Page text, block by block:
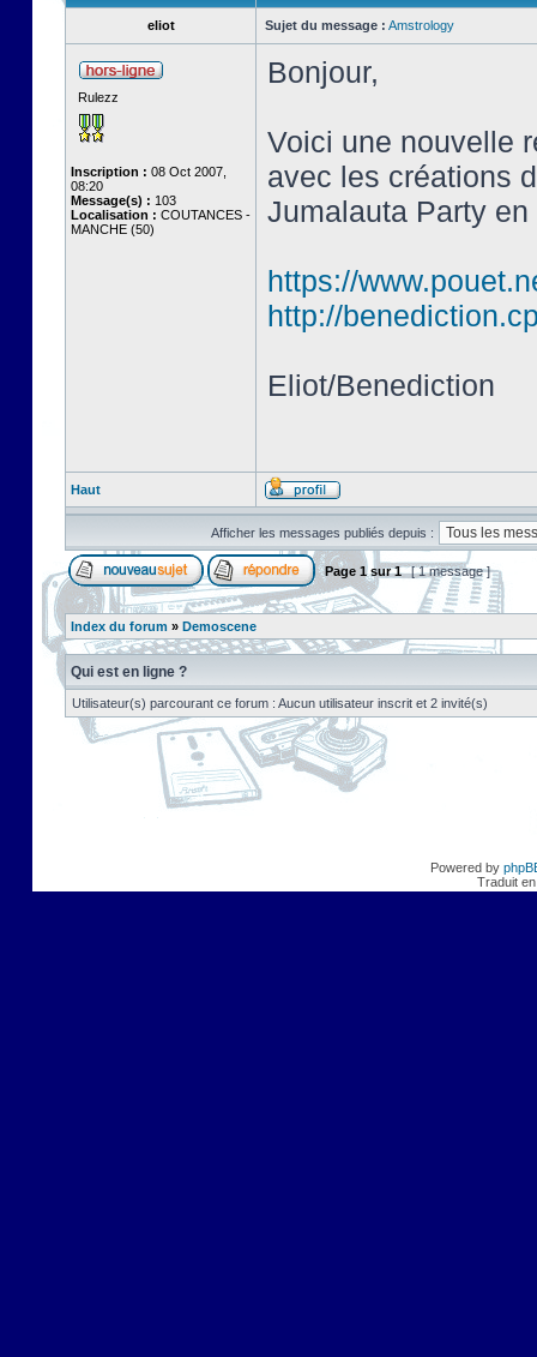
eliot Sujet du message : Amstrology
Rulezz
Inscription : 08 Oct 2007,
08:20
Message(s) : 103
Localisation : COUTANCES -
MANCHE (50)
Bonjour,
Voici une nouvelle
avec les créations
Jumalauta Party
https://
http://
Eliot/Benediction
Haut
Afficher les messages publiés depuis :
Page 1sur1 [ 1 message ]
Index du forum » Demoscene
Qui est en ligne ?
Utilisateur(s) parcourant ce forum : Aucun utilisateur inscrit et 2 invité(s)
Powered by
Traduit